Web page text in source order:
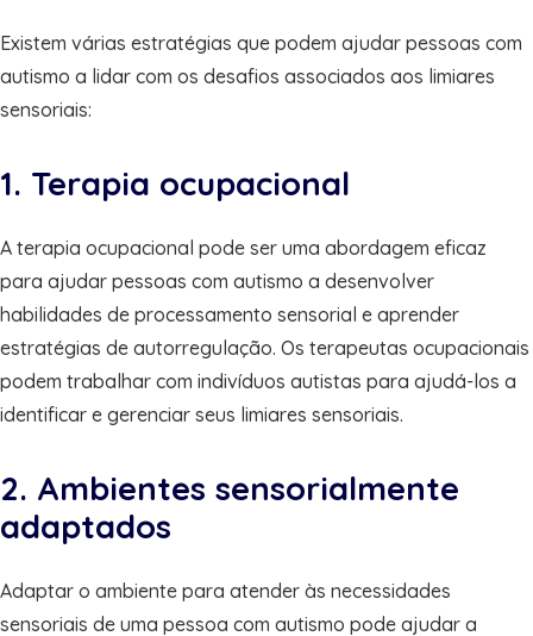
Existem várias estratégias que podem ajudar pessoas com
autismo a lidar com os desafios associados aos limiares
sensoriais:
1. Terapia ocupacional
A terapia ocupacional pode ser uma abordagem eficaz
para ajudar pessoas com autismo a desenvolver
habilidades de processamento sensorial e aprender
estratégias de autorregulação. Os terapeutas ocupacionais
podem trabalhar com indivíduos autistas para ajudá-los a
identificar e gerenciar seus limiares sensoriais.
2. Ambientes sensorialmente
adaptados
Adaptar o ambiente para atender às necessidades
sensoriais de uma pessoa com autismo pode ajudar a